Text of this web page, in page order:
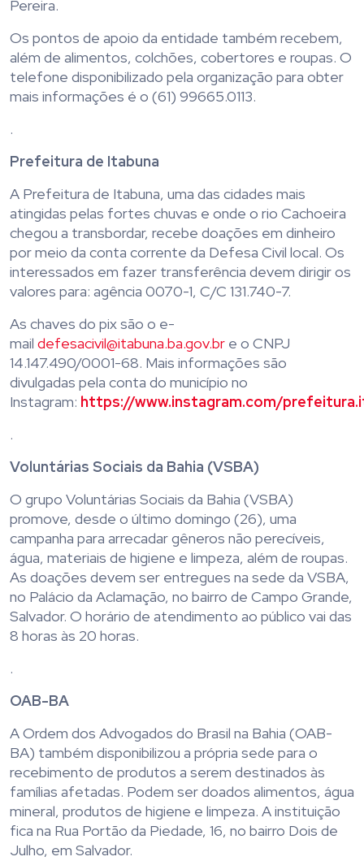
Pereira.
Os pontos de apoio da entidade também recebem,
além de alimentos, colchões, cobertores e roupas. O
telefone disponibilizado pela organização para obter
mais informações é o (61) 99665.0113.
.
Prefeitura de Itabuna
A Prefeitura de Itabuna, uma das cidades mais
atingidas pelas fortes chuvas e onde o rio Cachoeira
chegou a transbordar, recebe doações em dinheiro
por meio da conta corrente da Defesa Civil local. Os
interessados em fazer transferência devem dirigir os
valores para: agência 0070-1, C/C 131.740-7.
As chaves do pix são o e-
mail defesacivil@itabuna.ba.gov.br e o CNPJ
14.147.490/0001-68. Mais informações são
divulgadas pela conta do município no
Instagram: https://www.instagram.com/
.
Voluntárias Sociais da Bahia (VSBA)
O grupo Voluntárias Sociais da Bahia (VSBA)
promove, desde o último domingo (26), uma
campanha para arrecadar gêneros não perecíveis,
água, materiais de higiene e limpeza, além de roupas.
As doações devem ser entregues na sede da VSBA,
no Palácio da Aclamação, no bairro de Campo Grande,
Salvador. O horário de atendimento ao público vai das
8 horas às 20 horas.
.
OAB-BA
A Ordem dos Advogados do Brasil na Bahia (OAB-
BA) também disponibilizou a própria sede para o
recebimento de produtos a serem destinados às
famílias afetadas. Podem ser doados alimentos, água
mineral, produtos de higiene e limpeza. A instituição
fica na Rua Portão da Piedade, 16, no bairro Dois de
Julho, em Salvador.